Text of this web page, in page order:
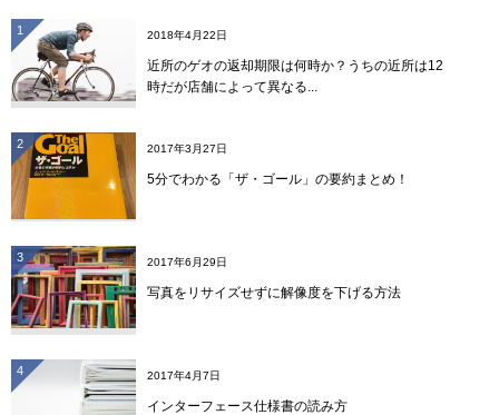
1 2018年4月22日
近所のゲオの返却期限は何時か？うちの近所は12
時だが店舗によって異なる...
2 2017年3月27日
5分でわかる「ザ・ゴール」の要約まとめ！
3 2017年6月29日
写真をリサイズせずに解像度を下げる方法
4 2017年4月7日
インターフェース仕様書の読み方